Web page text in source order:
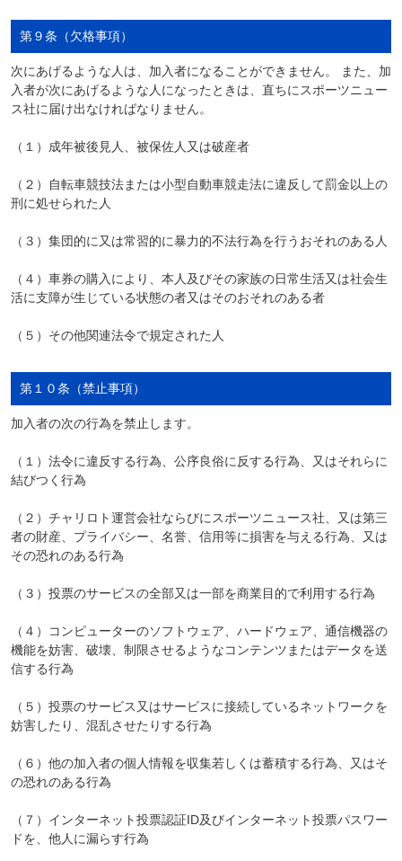
第９条（欠格事項）
次にあげるような人は、加入者になることができません。 また、加
入者が次にあげるような人になったときは、直ちにスポーツニュー
ス社に届け出なければなりません。
（１）成年被後見人、被保佐人又は破産者
（２）自転車競技法または小型自動車競走法に違反して罰金以上の
刑に処せられた人
（３）集団的に又は常習的に暴力的不法行為を行うおそれのある人
（４）車券の購入により、本人及びその家族の日常生活又は社会生
活に支障が生じている状態の者又はそのおそれのある者
（５）その他関連法令で規定された人
第１０条（禁止事項）
加入者の次の行為を禁止します。
（１）法令に違反する行為、公序良俗に反する行為、又はそれらに
結びつく行為
（２）チャリロト運営会社ならびにスポーツニュース社、又は第三
者の財産、プライバシー、名誉、信用等に損害を与える行為、又は
その恐れのある行為
（３）投票のサービスの全部又は一部を商業目的で利用する行為
（４）コンピューターのソフトウェア、ハードウェア、通信機器の
機能を妨害、破壊、制限させるようなコンテンツまたはデータを送
信する行為
（５）投票のサービス又はサービスに接続しているネットワークを
妨害したり、混乱させたりする行為
（６）他の加入者の個人情報を収集若しくは蓄積する行為、又はそ
の恐れのある行為
（７）インターネット投票認証ID及びインターネット投票パスワー
ドを、他人に漏らす行為